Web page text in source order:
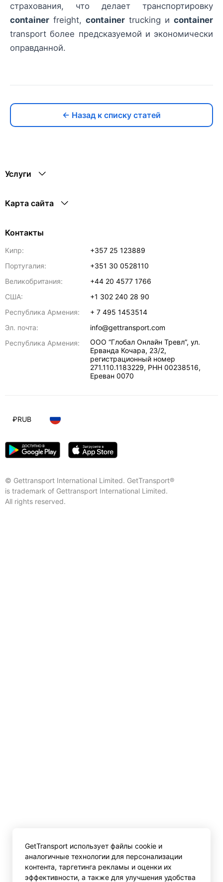
страхования, что делает транспортировку
container freight, container trucking и container
transport более предсказуемой и экономически
оправданной.
← Назад к списку статей
Услуги
Карта сайта
Контакты
Кипр:
+357 25 123889
Португалия:
+351 30 0528110
Великобритания:
+44 20 4577 1766
США:
+1 302 240 28 90
Республика Армения:
+ 7 495 1453514
Эл. почта:
info@gettransport.com
Республика Армения:
ООО “Глобал Онлайн Тревл”, ул.
Ерванда Кочара, 23/2,
регистрационный номер
271.110.1183229, РНН 00238516,
Ереван 0070
© Gettransport International Limited. GetTransport®
is trademark of Gettransport International Limited.
All rights reserved.
₽RUB
GetTransport использует файлы cookie и
аналогичные технологии для персонализации
контента, таргетинга рекламы и оценки их
эффективности, а также для улучшения удобства